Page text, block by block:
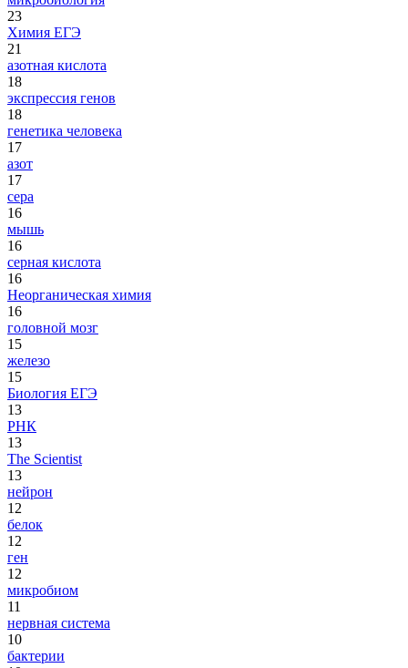
23
Химия ЕГЭ
21
азотная кислота
18
экспрессия генов
18
генетика человека
17
азот
17
сера
16
мышь
16
серная кислота
16
Неорганическая химия
16
головной мозг
15
железо
15
Биология ЕГЭ
13
РНК
13
The Scientist
13
нейрон
12
белок
12
ген
12
микробиом
11
нервная система
10
бактерии